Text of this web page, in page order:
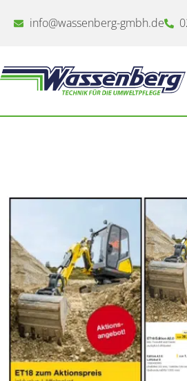
Inhalt
springeninfo@wassenberg-gmbh.de